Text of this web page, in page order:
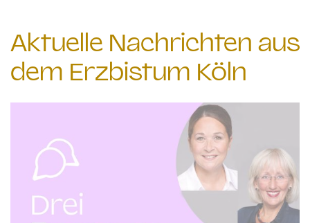
Aktuelle Nachrichten aus
dem Erzbistum Köln